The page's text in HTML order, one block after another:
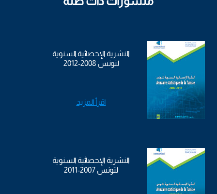
النشرية الإحصائية السنوية
لتونس 2008-2012
اقرأ المزيد
النشرية الإحصائية السنوية
لتونس 2007-2011